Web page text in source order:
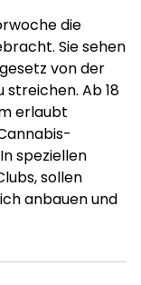
die
Sie sehen
von der
streichen. Ab 18
erlaubt
speziellen
sollen
anbauen und